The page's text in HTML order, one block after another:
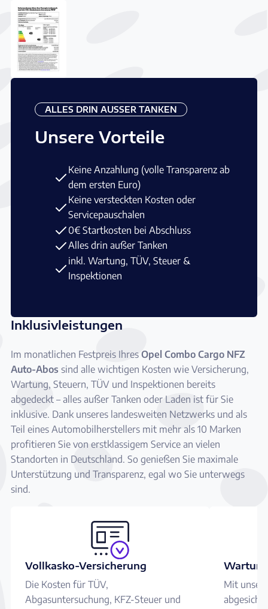
ALLES DRIN AUSSER TANKEN
Unsere Vorteile
Keine Anzahlung (volle Transparenz ab
dem ersten Euro)
Keine versteckten Kosten oder
Servicepauschalen
0€ Startkosten bei Abschluss
Alles drin außer Tanken
inkl. Wartung, TÜV, Steuer &
Inspektionen
Inklusivleistungen
Im monatlichen Festpreis Ihres Opel Combo Cargo NFZ
Auto-Abos sind alle wichtigen Kosten wie Versicherung,
Wartung, Steuern, TÜV und Inspektionen bereits
abgedeckt – alles außer Tanken oder Laden ist für Sie
inklusive. Dank unseres landesweiten Netzwerks und als
Teil eines Automobilherstellers mit mehr als 10 Marken
profitieren Sie von erstklassigem Service an vielen
Standorten in Deutschland. So genießen Sie maximale
Unterstützung und Transparenz, egal wo Sie unterwegs
sind.
Vollkasko-Versicherung
Die Kosten für TÜV,
Abgasuntersuchung, KFZ-Steuer und
Mit